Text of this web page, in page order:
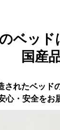
ベッド
国産
されたベッド
心・安全をお